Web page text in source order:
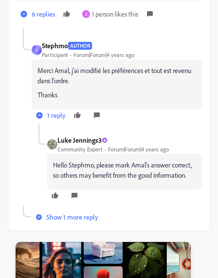
6 replies E 1 person likes this
S
Stephmo AUTHOR
Participant Forum|Forum|4 years ago
Merci Amal, j'ai modifié les préférences et tout est revenu
dans l'ordre.
Thanks
1 reply
Luke Jennings3
Community Expert Forum|Forum|4 years ago
Hello Stephmo, please mark Amal's answer correct,
so others may benefit from the good information.
Show 1 more reply